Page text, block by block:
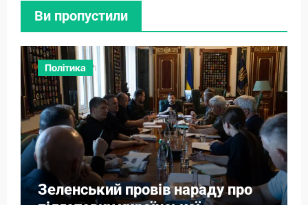
Ви пропустили
Політика
Зеленський провів нараду про